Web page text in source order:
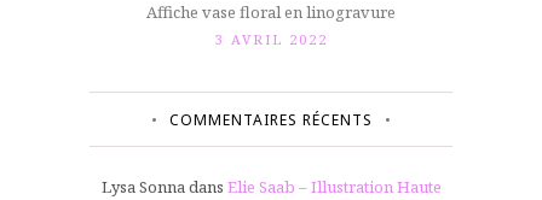
Affiche vase floral en linogravure
3 AVRIL 2022
COMMENTAIRES RÉCENTS
Lysa Sonnadans Elie Saab – Illustration Haute